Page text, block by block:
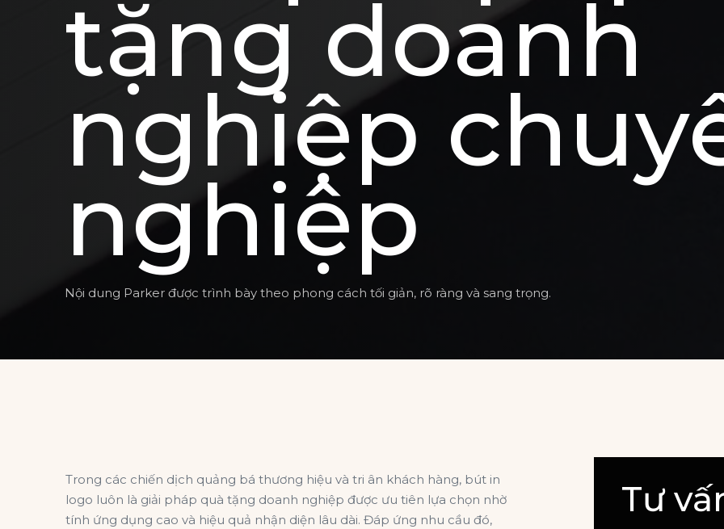
tặng doanh
nghiệp
nghiệp
Nội dung Parker được trình bày theo phong cách tối giản, rõ ràng và sang trọng.
Trong các chiến dịch quảng bá thương hiệu và tri ân khách hàng, bút in
logo luôn là giải pháp quà tặng doanh nghiệp được ưu tiên lựa chọn nhờ
tính ứng dụng cao và hiệu quả nhận diện lâu dài. Đáp ứng nhu cầu đó,
Tư